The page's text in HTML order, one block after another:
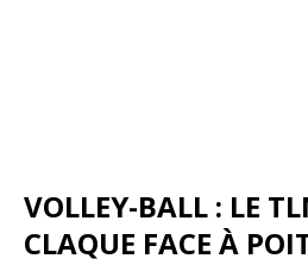
VOLLEY-BALL : LE
CLAQUE FACE À